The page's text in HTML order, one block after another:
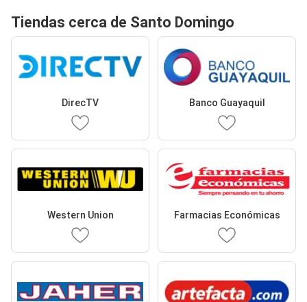
Tiendas cerca de Santo Domingo
DirecTV Banco Guayaquil
Western Union Farmacias Económicas